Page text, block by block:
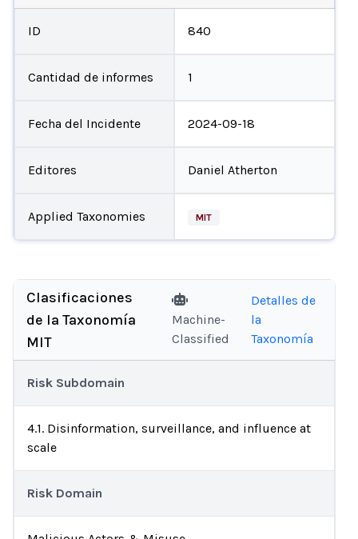
ID 840
Cantidad de informes 1
Fecha del Incidente 2024-09-18
Editores Daniel Atherton
Applied Taxonomies MIT
Clasificaciones
de la Taxonomía
MIT
Machine-
Classified
Detalles de
la
Taxonomía
Risk Subdomain
4.1. Disinformation, surveillance, and influence at
scale
Risk Domain